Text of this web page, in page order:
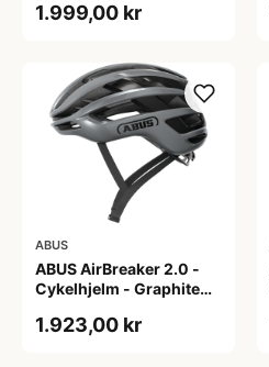
1.999,00 kr
ABUS
ABUS AirBreaker 2.0 -
Cykelhjelm - Graphite
1.923,00 kr